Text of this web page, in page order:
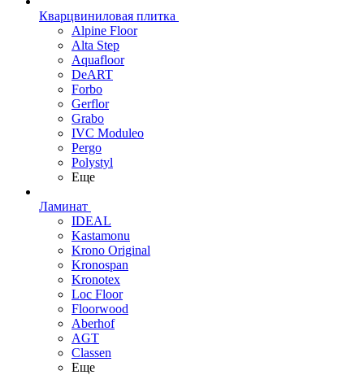
Кварцвиниловая плитка
Alpine Floor
Alta Step
Aquafloor
DeART
Forbo
Gerflor
Grabo
IVC Moduleo
Pergo
Polystyl
Еще
Ламинат
IDEAL
Kastamonu
Krono Original
Kronospan
Kronotex
Loc Floor
Floorwood
Aberhof
AGT
Classen
Еще